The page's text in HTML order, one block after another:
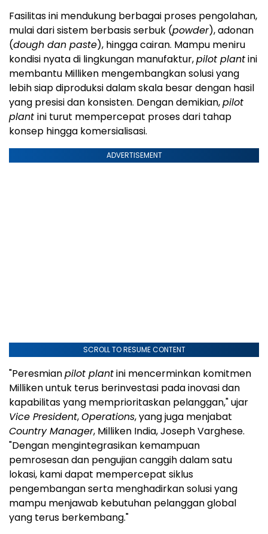
Fasilitas ini mendukung berbagai proses pengolahan,
mulai dari sistem berbasis serbuk (powder), adonan
(dough dan paste), hingga cairan. Mampu meniru
kondisi nyata di lingkungan manufaktur,pilot plantini
membantu Milliken mengembangkan solusi yang
lebih siap diproduksi dalam skala besar dengan hasil
yang presisi dan konsisten. Dengan demikian,pilot
plant ini turut mempercepat proses dari tahap
konsep hingga komersialisasi.
ADVERTISEMENT
SCROLL TO RESUME CONTENT
"Peresmianpilot plantini mencerminkan komitmen
Milliken untuk terus berinvestasi pada inovasi dan
kapabilitas yang memprioritaskan pelanggan," ujar
Vice President,Operations, yang juga menjabat
Country Manager, Milliken India, Joseph Varghese.
"Dengan mengintegrasikan kemampuan
pemrosesan dan pengujian canggih dalam satu
lokasi, kami dapat mempercepat siklus
pengembangan serta menghadirkan solusi yang
mampu menjawab kebutuhan pelanggan global
yang terus berkembang."